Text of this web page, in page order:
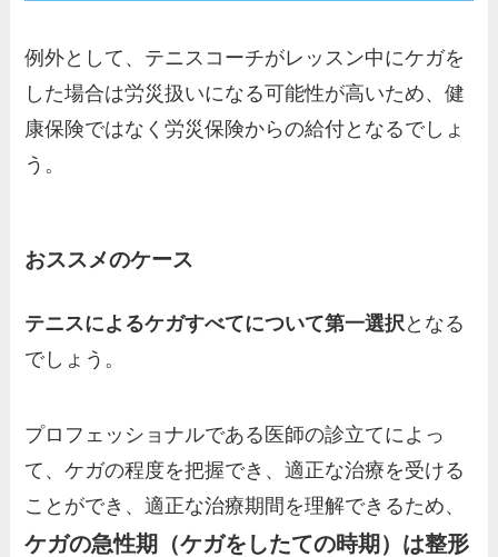
例外として、テニスコーチがレッスン中にケガを
した場合は労災扱いになる可能性が高いため、健
康保険ではなく労災保険からの給付となるでしょ
う。
おススメのケース
テニスによるケガすべてについて第一選択となる
でしょう。
プロフェッショナルである医師の診立てによっ
て、ケガの程度を把握でき、適正な治療を受ける
ことができ、適正な治療期間を理解できるため、
ケガの急性期（ケガをしたての時期）は整形